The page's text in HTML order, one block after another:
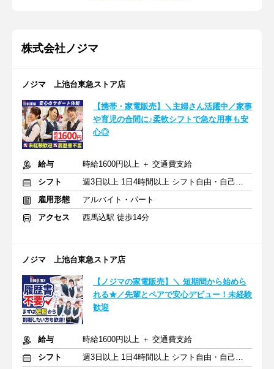
株式会社ノジマ
ノジマ 上池台東急ストア店
【携帯・家電販売】＼主婦さん活躍中／家事
や育児の合間に♪柔軟シフトで急な用事も安
心◎
給与
時給1600円以上 ＋ 交通費支給
シフト
週3日以上 1日4時間以上 シフト自由・自己申告
雇用形態
アルバイト・パート
アクセス
西馬込駅 徒歩14分
ノジマ 上池台東急ストア店
【ノジマの家電販売】＼ 短期間から始めら
れる★／先輩とペアで安心デビュー！未経験
歓迎
給与
時給1600円以上 ＋ 交通費支給
シフト
週3日以上 1日4時間以上 シフト自由・自己申告